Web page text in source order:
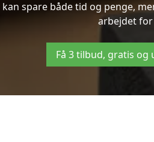
kan spare både tid og penge,
arbejdet
Få 3 tilbud, gratis